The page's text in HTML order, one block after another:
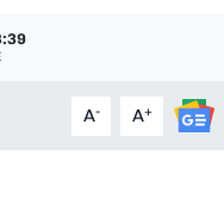
A- A+